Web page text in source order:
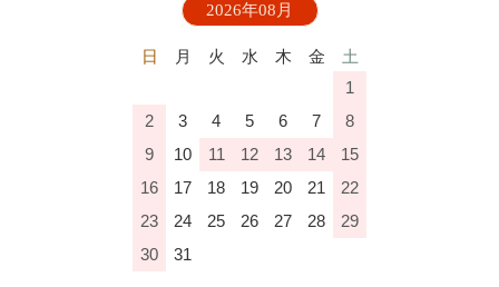
2026年08月
日 月 火 水 木 金
土
1
2
3 4 5 6 7
8
9
10 11 12 13 14
15
16
17 18 19 20 21
22
23
24 25 26 27 28
29
30
31